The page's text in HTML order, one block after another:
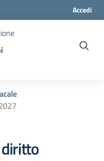
Accedi
diritto